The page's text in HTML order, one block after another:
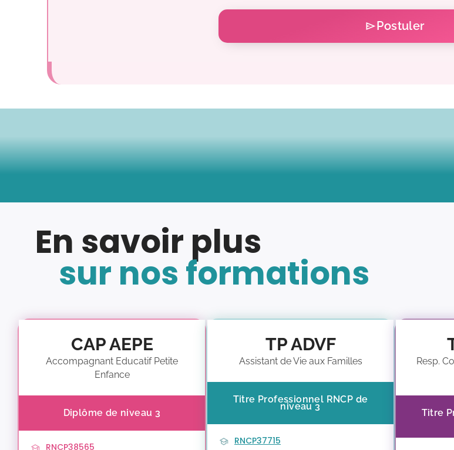
Postuler
En savoir plus
sur nos formations
CAP AEPE
Accompagnant Educatif Petite
Enfance
Diplôme de niveau 3
RNCP38565
TP ADVF
Assistant de Vie aux Familles
Titre Professionnel RNCP de
niveau 3
RNCP37715
Resp.
Titre